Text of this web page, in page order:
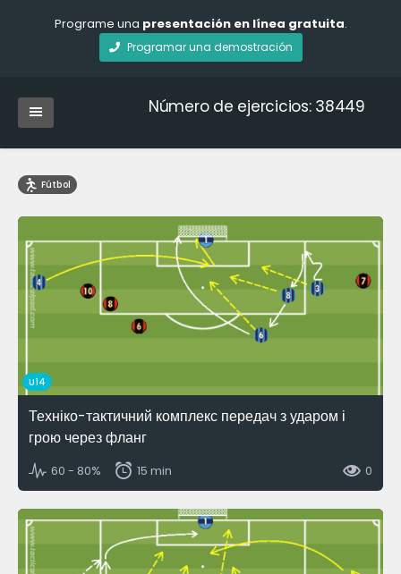
Programe una presentación en línea gratuita.
Programar una demostración
Número de ejercicios: 38449
Fútbol
U14
Техніко-тактичний комплекс передач з ударом і
грою через фланг
60 - 80% 15 min 0